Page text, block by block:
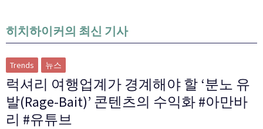
히치하이커의 최신 기사
Trends 뉴스
럭셔리 여행업계가 경계해야 할 ‘분노 유
발(Rage-Bait)’ 콘텐츠의 수익화 #아만바
리 #유튜브